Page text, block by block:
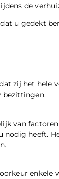
de
u gedekt
zij het hele
bezittingen.
van
nodig heeft.
enkele